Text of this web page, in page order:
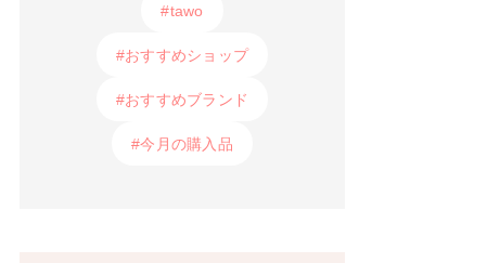
#tawo
#tawo
#おすすめショップ
#おすすめショップ
#おすすめブランド
#おすすめブランド
#今月の購入品
#今月の購入品